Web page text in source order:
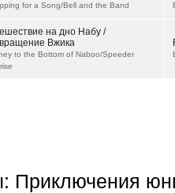
for a Song/Bell and the Band
на дно Набу /
Вжика
to the Bottom of Naboo/Speeder
Приключения